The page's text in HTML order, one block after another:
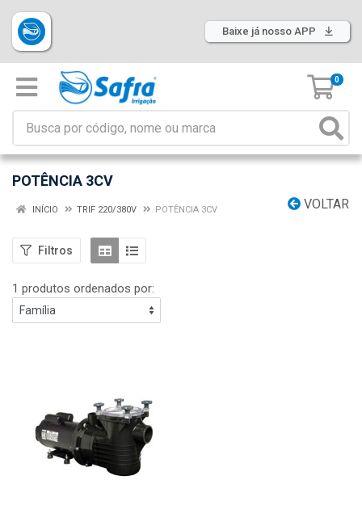
Baixe já nosso APP
0
POTÊNCIA 3CV
VOLTAR
INÍCIO TRIF 220/380V POTÊNCIA 3CV
Filtros
1 produtos ordenados por: